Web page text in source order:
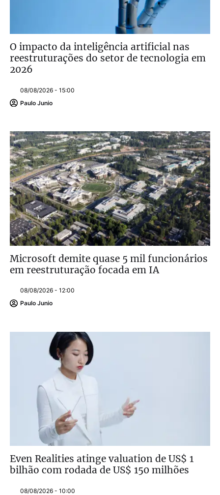
O impacto da inteligência artificial nas
reestruturações do setor de tecnologia em
2026
08/08/2026 - 15:00
Paulo Junio
Microsoft demite quase 5 mil funcionários
em reestruturação focada em IA
08/08/2026 - 12:00
Paulo Junio
Even Realities atinge valuation de US$ 1
bilhão com rodada de US$ 150 milhões
08/08/2026 - 10:00